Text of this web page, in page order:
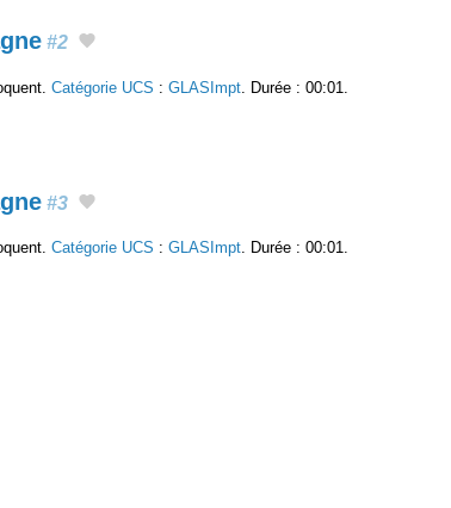
#2
Catégorie UCS : GLASImpt . Durée : 00:01.
#3
Catégorie UCS : GLASImpt. Durée : 00:01.